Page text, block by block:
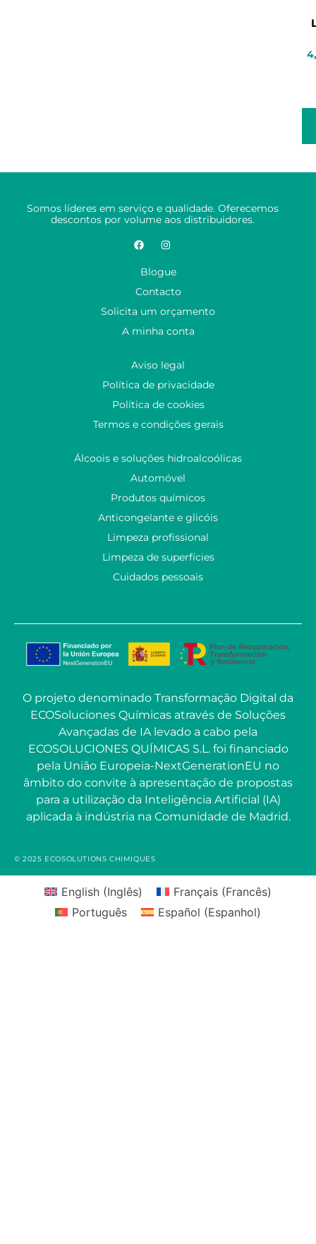
Somos líderes em serviço e qualidade. Oferecemos
descontos por volume aos distribuidores.
Blogue
Contacto
Solicita um orçamento
A minha conta
Aviso legal
Política de privacidade
Política de cookies
Termos e condições gerais
Álcoois e soluções hidroalcoólicas
Automóvel
Produtos químicos
Anticongelante e glicóis
Limpeza profissional
Limpeza de superfícies
Cuidados pessoais
O projeto denominado Transformação Digital da
ECOSoluciones Químicas através de Soluções
Avançadas de IA levado a cabo pela
ECOSOLUCIONES QUÍMICAS S.L. foi financiado
pela União Europeia-NextGenerationEU no
âmbito do convite à apresentação de propostas
para a utilização da Inteligência Artificial (IA)
aplicada à indústria na Comunidade de Madrid.
© 2025 ECOSOLUTIONS CHIMIQUES
English (Inglês) Français (Francês)
Português
Español (Espanhol)